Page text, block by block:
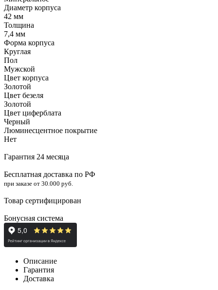
Диаметр корпуса
42 мм
Толщина
7,4 мм
Форма корпуса
Круглая
Пол
Мужской
Цвет корпуса
Золотой
Цвет безеля
Золотой
Цвет циферблата
Черный
Люминесцентное покрытие
Нет
Гарантия 24 месяца
Бесплатная доставка по РФ
при заказе от 30.000 руб.
Товар сертифицирован
Бонусная система
Описание
Гарантия
Доставка